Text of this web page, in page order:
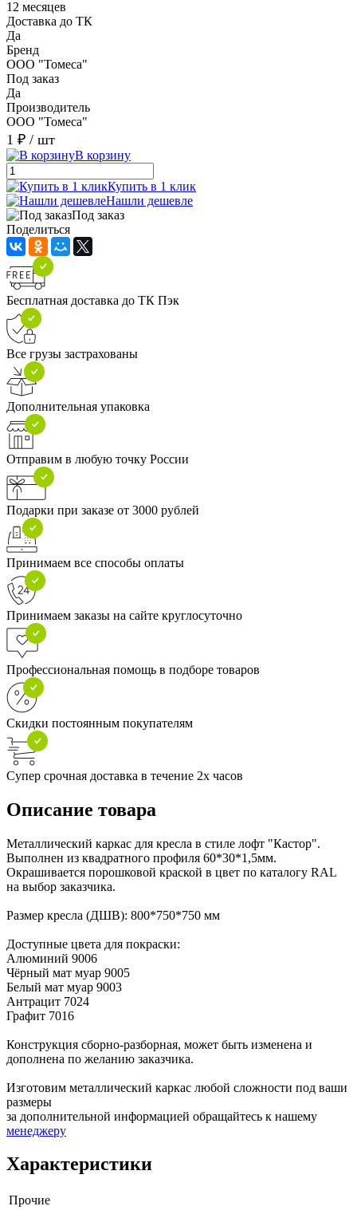
12 месяцев
Доставка до ТК
Да
Бренд
ООО "Томеса"
Под заказ
Да
Производитель
ООО "Томеса"
1 ₽ / шт
В корзину
Купить в 1 клик
Нашли дешевле
Под заказ
Поделиться
Бесплатная доставка до ТК Пэк
Все грузы застрахованы
Дополнительная упаковка
Отправим в любую точку России
Подарки при заказе от 3000 рублей
Принимаем все способы оплаты
Принимаем заказы на сайте круглосуточно
Профессиональная помощь в подборе товаров
Скидки постоянным покупателям
Супер срочная доставка в течение 2х часов
Описание товара
Металлический каркас для кресла в стиле лофт "Кастор".
Выполнен из квадратного профиля 60*30*1,5мм.
Окрашивается порошковой краской в цвет по каталогу RAL
на выбор заказчика.
Размер кресла (ДШВ): 800*750*750 мм
Доступные цвета для покраски:
Алюминий 9006
Чёрный мат муар 9005
Белый мат муар 9003
Антрацит 7024
Графит 7016
Конструкция сборно-разборная, может быть изменена и
дополнена по желанию заказчика.
Изготовим металлический каркас любой сложности под ваши
размеры
за дополнительной информацией обращайтесь к нашему
менеджеру
Характеристики
Прочие